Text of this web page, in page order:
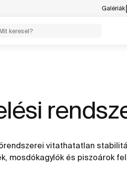
Galériák
vitathatatlan
mosdókagylók és piszoárok